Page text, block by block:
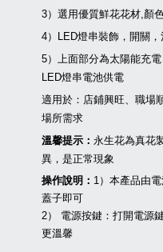
3）選用優質鮮花花材,顏
4）LED燈串裝飾，開關
5）上面部分為太陽能充
LED燈串電池供電
適用於：店鋪興旺、職場
場所需求
溫馨提示： 永生花為真花
異，是正常現象
操作說明： 1）本產品由
蓋子即可
2） 電源按鍵：打開電源
更溫馨